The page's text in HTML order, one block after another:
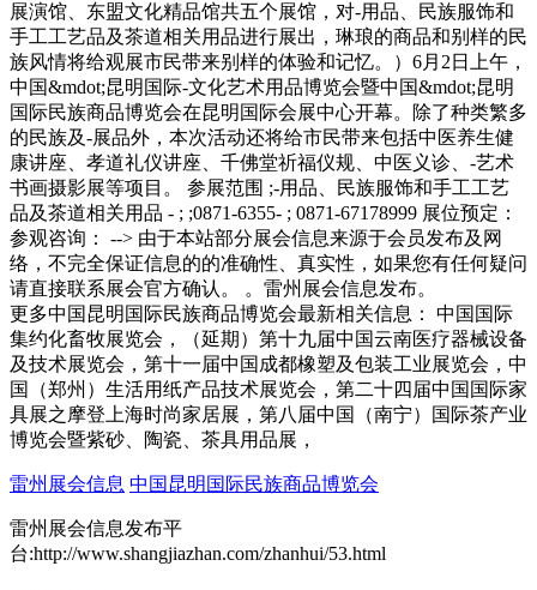
展演馆、东盟文化精品馆共五个展馆，对-用品、民族服饰和
手工工艺品及茶道相关用品进行展出，琳琅的商品和别样的民
族风情将给观展市民带来别样的体验和记忆。）6月2日上午，
中国&mdot;昆明国际-文化艺术用品博览会暨中国&mdot;昆明
国际民族商品博览会在昆明国际会展中心开幕。除了种类繁多
的民族及-展品外，本次活动还将给市民带来包括中医养生健
康讲座、孝道礼仪讲座、千佛堂祈福仪规、中医义诊、-艺术
书画摄影展等项目。 参展范围 ;-用品、民族服饰和手工工艺
品及茶道相关用品 - ; ;0871-6355- ; 0871-67178999 展位预定：
参观咨询： --> 由于本站部分展会信息来源于会员发布及网
络，不完全保证信息的的准确性、真实性，如果您有任何疑问
请直接联系展会官方确认。 。雷州展会信息发布。
更多中国昆明国际民族商品博览会最新相关信息： 中国国际
集约化畜牧展览会，（延期）第十九届中国云南医疗器械设备
及技术展览会，第十一届中国成都橡塑及包装工业展览会，中
国（郑州）生活用纸产品技术展览会，第二十四届中国国际家
具展之摩登上海时尚家居展，第八届中国（南宁）国际茶产业
博览会暨紫砂、陶瓷、茶具用品展，
雷州展会信息 中国昆明国际民族商品博览会
雷州展会信息发布平
台:http://www.shangjiazhan.com/zhanhui/53.html